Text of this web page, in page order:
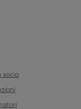
socio